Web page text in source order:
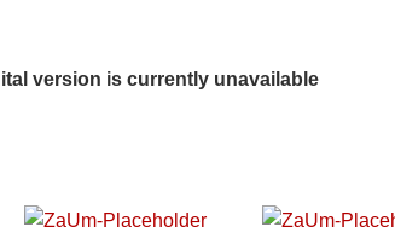
version is currently unavailable